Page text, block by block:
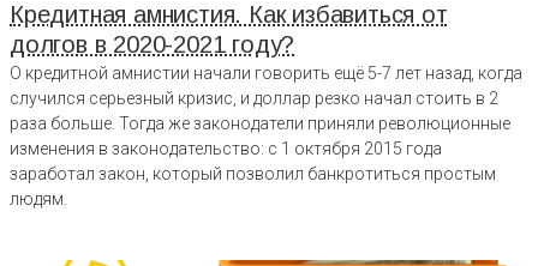
Кредитная амнистия. Как избавиться от
долгов в 2020-2021 году?
О кредитной амнистии начали говорить ещё 5-7 лет назад, когда
случился серьезный кризис, и доллар резко начал стоить в 2
раза больше. Тогда же законодатели приняли революционные
изменения в законодательство: с 1 октября 2015 года
заработал закон, который позволил банкротиться простым
людям.